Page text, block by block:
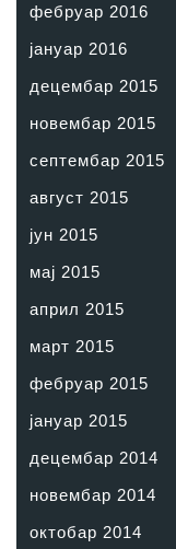
фебруар 2016
јануар 2016
децембар 2015
новембар 2015
септембар 2015
август 2015
јун 2015
мај 2015
април 2015
март 2015
фебруар 2015
јануар 2015
децембар 2014
новембар 2014
октобар 2014